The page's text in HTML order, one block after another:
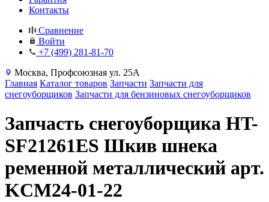
Контакты
Сравнение
Войти
+7 (499) 281-81-70
Москва, Профсоюзная ул. 25А
Главная Каталог товаров Запчасти Запчасти для
снегоуборщиков Запчасти для бензиновых снегоуборщиков
Запчасть снегоуборщика HT-
SF21261ES Шкив шнека
ременной металлический арт.
KCM24-01-22